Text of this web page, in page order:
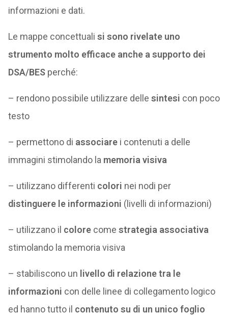
informazioni e dati.
Le mappe concettuali si sono rivelate uno
strumento molto efficace anche a supporto dei
DSA/BES perché:
– rendono possibile utilizzare delle sintesi con poco
testo
– permettono di associare i contenuti a delle
immagini stimolando la memoria visiva
– utilizzano differenti colori nei nodi per
distinguere le informazioni (livelli di informazioni)
– utilizzano il colore come strategia associativa
stimolando la memoria visiva
– stabiliscono un livello di relazione tra le
informazioni con delle linee di collegamento logico
ed hanno tutto il contenuto su di un unico foglio